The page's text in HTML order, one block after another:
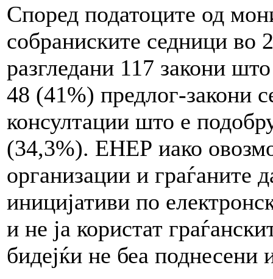
Според податоците од
собраниските седници во
разгледани 117 закони
48 (41%) предлог-закони
консултации што е
(34,3%). ЕНЕР иако
организации и граѓаните
иницијативи по
и не ја користат
бидејќи не беа